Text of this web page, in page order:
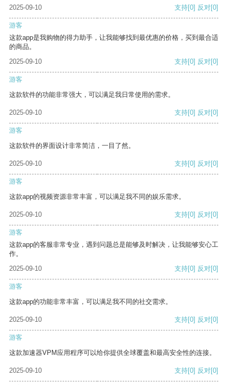
2025-09-10 支持[0] 反对[0]
游客
这款app是我购物的得力助手，让我能够找到最优惠的价格，买到最合适
的商品。
2025-09-10
支持[0] 反对[0]
游客
这款软件的功能非常强大，可以满足我日常使用的需求。
2025-09-10 支持[0] 反对[0]
游客
这款软件的界面设计非常简洁，一目了然。
2025-09-10 支持[0] 反对[0]
游客
这款app的视频资源非常丰富，可以满足我不同的娱乐需求。
2025-09-10 支持[0] 反对[0]
游客
这款app的客服非常专业，遇到问题总是能够及时解决，让我能够安心工
作。
2025-09-10
支持[0] 反对[0]
游客
这款app的功能非常丰富，可以满足我不同的社交需求。
2025-09-10 支持[0] 反对[0]
游客
这款加速器VPM应用程序可以给你提供全球覆盖和最高安全性的连接。
2025-09-10 支持[0] 反对[0]